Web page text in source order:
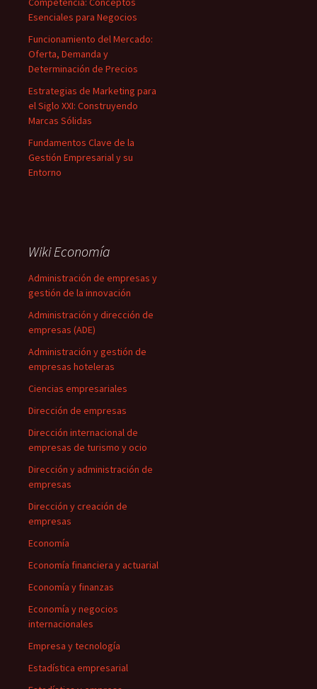
Esenciales para Negocios
Funcionamiento del Mercado:
Oferta, Demanda y
Determinación de Precios
Estrategias de Marketing para
el Siglo XXI: Construyendo
Marcas Sólidas
Fundamentos Clave de la
Gestión Empresarial y su
Entorno
Wiki Economía
Administración de empresas y
gestión de la innovación
Administración y dirección de
empresas (ADE)
Administración y gestión de
empresas hoteleras
Ciencias empresariales
Dirección de empresas
Dirección internacional de
empresas de turismo y ocio
Dirección y administración de
empresas
Dirección y creación de
empresas
Economía
Economía financiera y actuarial
Economía y finanzas
Economía y negocios
internacionales
Empresa y tecnología
Estadística empresarial